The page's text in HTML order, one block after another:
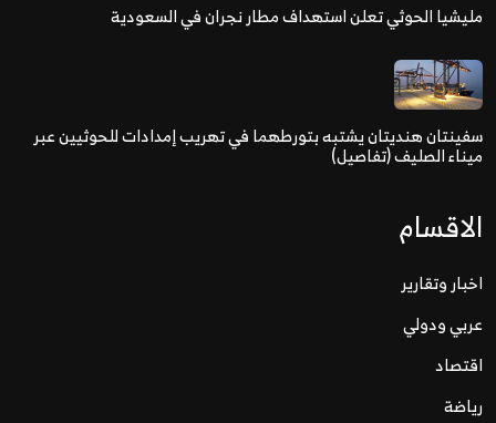
مليشيا الحوثي تعلن استهداف مطار نجران في السعودية
سفينتان هنديتان يشتبه بتورطهما في تهريب إمدادات للحوثيين عبر
ميناء الصليف (تفاصيل)
الاقسام
اخبار وتقارير
عربي ودولي
اقتصاد
رياضة